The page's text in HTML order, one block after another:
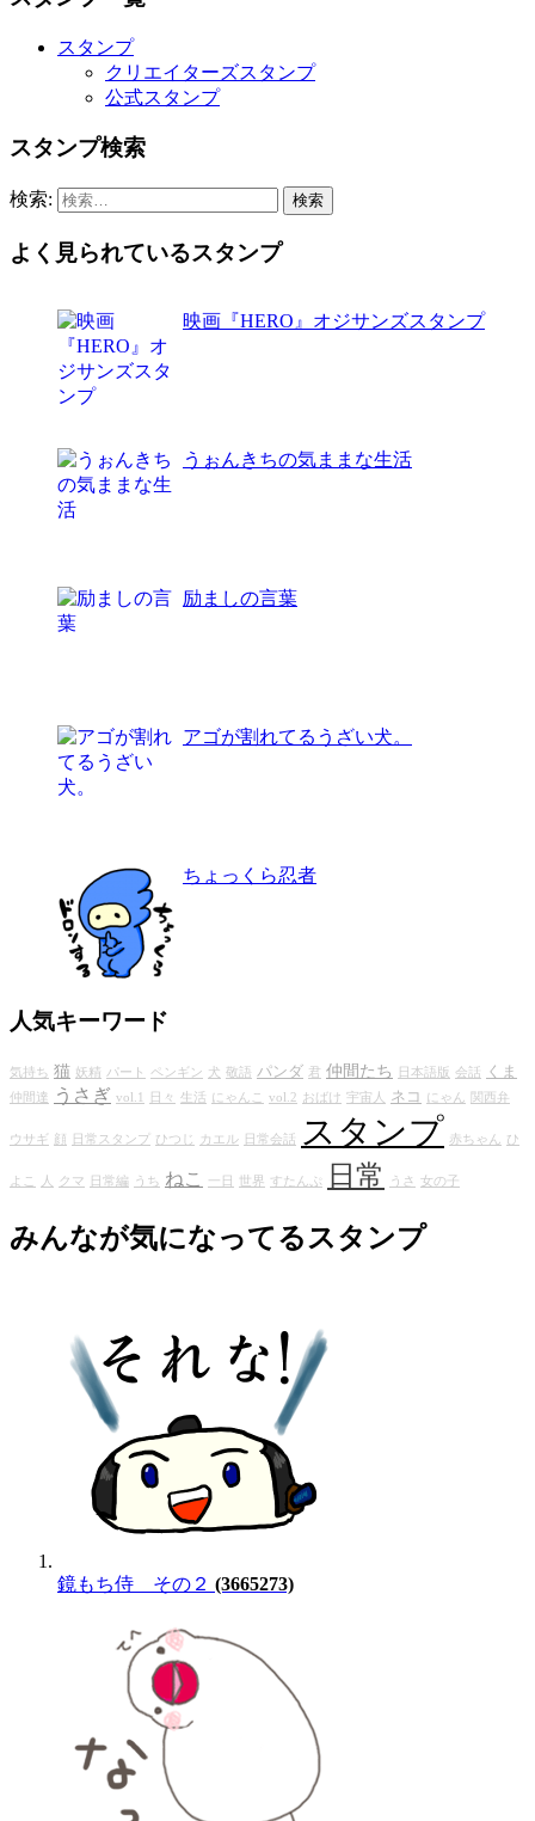
スタンプ
クリエイターズスタンプ
公式スタンプ
スタンプ検索
検索:
よく見られているスタンプ
映画『HERO』オジサンズスタンプ
うぉんきちの気ままな生活
励ましの言葉
アゴが割れてるうざい犬。
ちょっくら忍者
人気キーワード
気持ち 猫 妖精 パート ペンギン 犬 敬語 パンダ 君 仲間たち 日本語版 会話 くま
仲間達 うさぎ vol.1 日々 生活 にゃんこ vol.2 おばけ 宇宙人 ネコ にゃん 関西弁
ウサギ 顔 日常スタンプ ひつじ カエル 日常会話 スタンプ 赤ちゃん ひ
よこ 人 クマ 日常編 うち ねこ 一日 世界 すたんぷ 日常 うさ 女の子
みんなが気になってるスタンプ
鏡もち侍 その２ (3665273)